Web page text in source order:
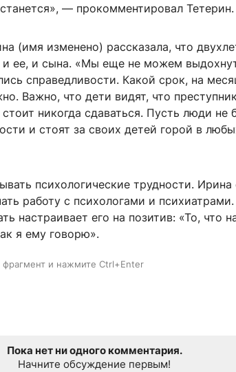
— прокомментировал Тетерин.
(имя изменено) рассказала, что
ее, и сына. «Мы еще не можем
справедливости. Какой срок, на
Важно, что дети видят, что
никогда сдаваться. Пусть люди не
и стоят за своих детей горой в
психологические трудности. Ирина
работу с психологами и
настраивает его на позитив: «То, что
я ему говорю».
фрагмент и нажмите Ctrl+Enter
Пока нет ни одного комментария.
Начните обсуждение первым!